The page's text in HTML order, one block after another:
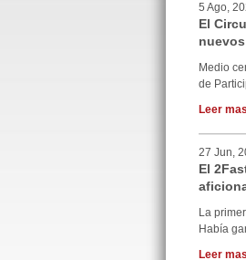
5 Ago,
El
Medio
de
Leer mas
27 Jun,
El
La
Había
Leer mas